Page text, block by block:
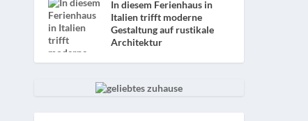
In diesem Ferienhaus in
Italien trifft moderne
Gestaltung auf rustikale
Architektur